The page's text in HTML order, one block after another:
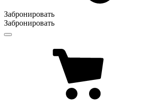
Забронировать
Забронировать